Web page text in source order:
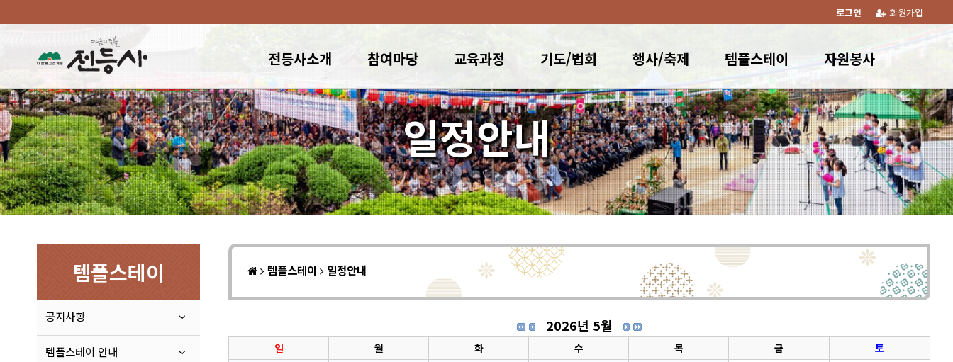
회원가입
로그인
전등사소개 참여마당 교육과정 기도/법회 행사/축제 템플스테이 자원봉사
일정안내
템플스테이
공지사항
템플스테이 안내
템플스테이 일정안내
2026년 5월
일 월 화 수 목 금
토